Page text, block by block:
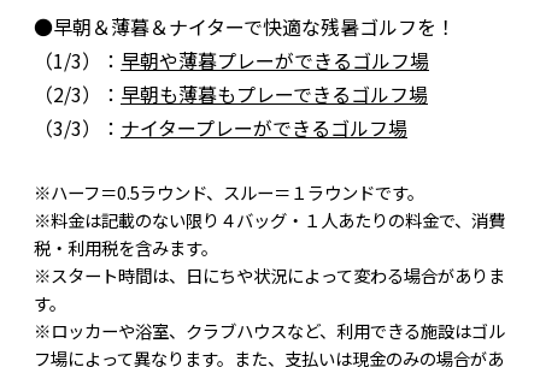
●早朝＆薄暮＆ナイターで快適な残暑ゴルフを！
（1/3）： 早朝や薄暮プレーができるゴルフ場
（2/3）： 早朝も薄暮もプレーできるゴルフ場
（3/3）： ナイタープレーができるゴルフ場
※ハーフ＝0.5ラウンド、スルー＝１ラウンドです。
※料金は記載のない限り４バッグ・１人あたりの料金で、消費
税・利用税を含みます。
※スタート時間は、日にちや状況によって変わる場合がありま
す。
※ロッカーや浴室、クラブハウスなど、利用できる施設はゴル
フ場によって異なります。また、支払いは現金のみの場合があ